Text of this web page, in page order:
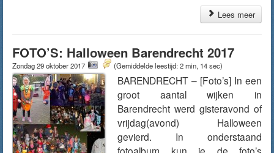
Lees meer
FOTO’S: Halloween Barendrecht 2017
Zondag 29 oktober 2017 (Gemiddelde leestijd: 2 min, 14 sec)
BARENDRECHT – [Foto’s] In een
groot aantal wijken in
Barendrecht werd gisteravond of
vrijdag(avond) Halloween
gevierd. In onderstaand